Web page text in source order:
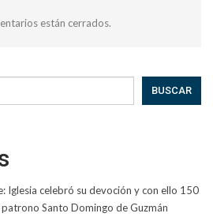
están cerrados.
BUSCAR
Iglesia celebró su devoción y con ello 150
Santo Domingo de Guzmán